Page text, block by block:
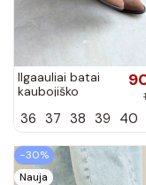
Ilgaauliai batai
kaubojiško
natūralios
su kulniukais...
36 37 38 39 40
−30%
Nauja